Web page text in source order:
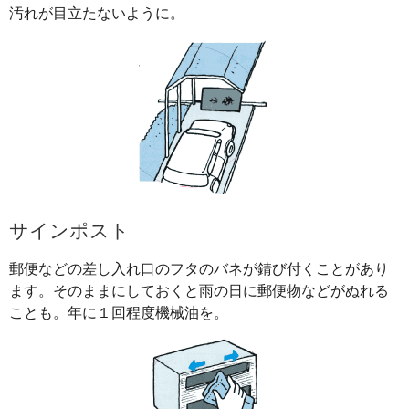
汚れが目立たないように。
サインポスト
郵便などの差し入れ口のフタのバネが錆び付くことがあり
ます。そのままにしておくと雨の日に郵便物などがぬれる
ことも。年に１回程度機械油を。